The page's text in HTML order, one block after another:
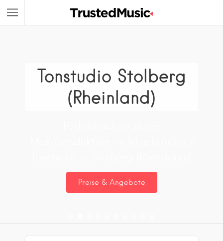
Tonstudio Stolberg
(Rheinland)